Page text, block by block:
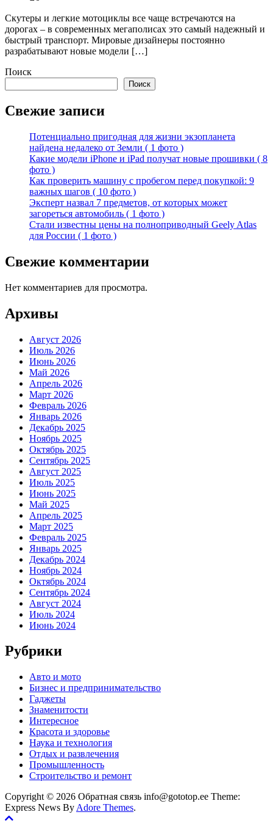
Скутеры и легкие мотоциклы все чаще встречаются на
дорогах – в современных мегаполисах это самый надежный и
быстрый транспорт. Мировые дизайнеры постоянно
разрабатывают новые модели […]
Поиск
Поиск
Свежие записи
Потенциально пригодная для жизни экзопланета
найдена недалеко от Земли ( 1 фото )
Какие модели iPhone и iPad получат новые прошивки ( 8
фото )
Как проверить машину с пробегом перед покупкой: 9
важных шагов ( 10 фото )
Эксперт назвал 7 предметов, от которых может
загореться автомобиль ( 1 фото )
Стали известны цены на полноприводный Geely Atlas
для России ( 1 фото )
Свежие комментарии
Нет комментариев для просмотра.
Архивы
Август 2026
Июль 2026
Июнь 2026
Май 2026
Апрель 2026
Март 2026
Февраль 2026
Январь 2026
Декабрь 2025
Ноябрь 2025
Октябрь 2025
Сентябрь 2025
Август 2025
Июль 2025
Июнь 2025
Май 2025
Апрель 2025
Март 2025
Февраль 2025
Январь 2025
Декабрь 2024
Ноябрь 2024
Октябрь 2024
Сентябрь 2024
Август 2024
Июль 2024
Июнь 2024
Рубрики
Авто и мото
Бизнес и предпринимательство
Гаджеты
Знаменитости
Интересное
Красота и здоровье
Наука и технология
Отдых и развлечения
Промышленность
Строительство и ремонт
Copyright © 2026 Обратная связь info@gototop.ee Theme:
Express News By Adore Themes.